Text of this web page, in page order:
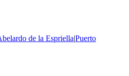
de la Espriella|Puerto